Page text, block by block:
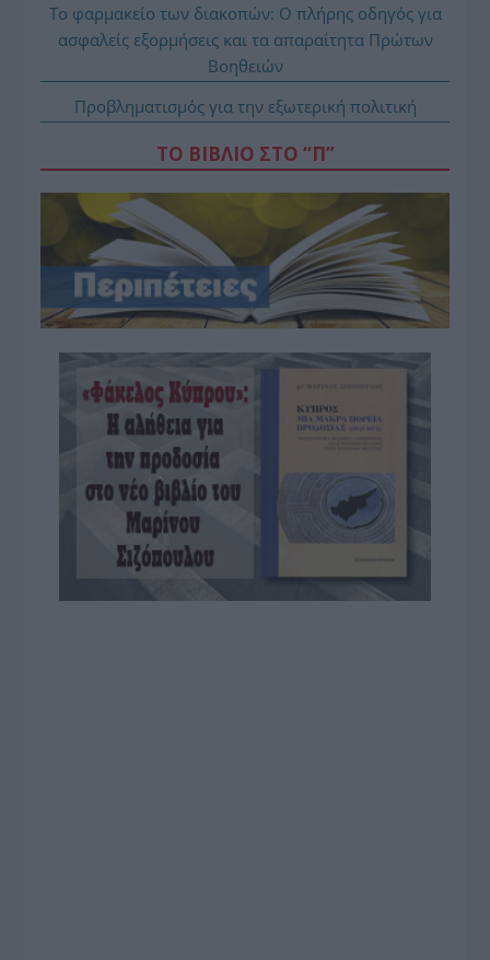
Το φαρμακείο των διακοπών: Ο πλήρης οδηγός για
ασφαλείς εξορμήσεις και τα απαραίτητα Πρώτων
Βοηθειών
Προβληματισμός για την εξωτερική πολιτική
ΤΟ ΒΙΒΛΙΟ ΣΤΟ “Π”